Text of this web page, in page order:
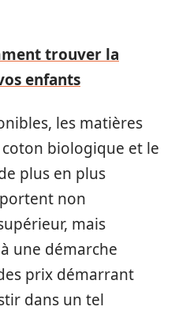
trouver la
enfants
les matières
biologique et le
plus en plus
non
mais
une démarche
prix démarrant
dans un tel